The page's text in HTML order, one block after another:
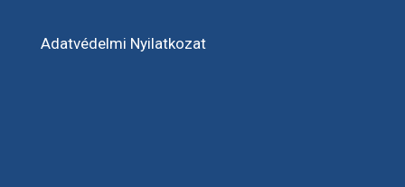
Adatvédelmi Nyilatkozat